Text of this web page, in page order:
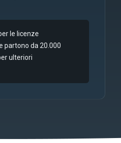
le licenze
partono da 20.000
ulteriori